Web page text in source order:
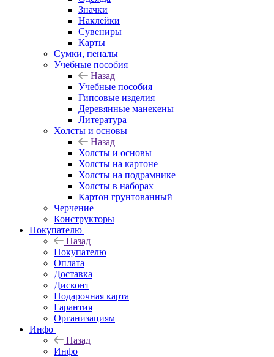
Значки
Наклейки
Сувениры
Карты
Сумки, пеналы
Учебные пособия
Назад
Учебные пособия
Гипсовые изделия
Деревянные манекены
Литература
Холсты и основы
Назад
Холсты и основы
Холсты на картоне
Холсты на подрамнике
Холсты в наборах
Картон грунтованный
Черчение
Конструкторы
Покупателю
Назад
Покупателю
Оплата
Доставка
Дисконт
Подарочная карта
Гарантия
Организациям
Инфо
Назад
Инфо